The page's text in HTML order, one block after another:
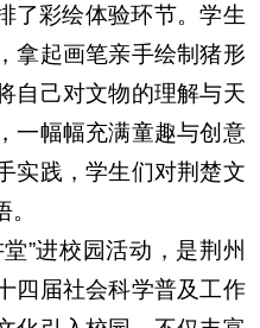
了彩绘体验环节。学生
拿起画笔亲手绘制猪形
自己对文物的理解与天
一幅幅充满童趣与创意
实践，学生们对荆楚文
”进校园活动，是荆州
四届社会科学普及工作